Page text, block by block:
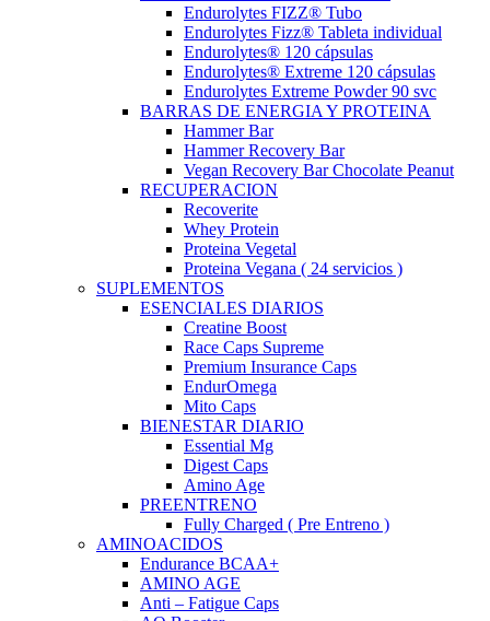
Endurolytes FIZZ® Tubo
Endurolytes Fizz® Tableta individual
Endurolytes® 120 cápsulas
Endurolytes® Extreme 120 cápsulas
Endurolytes Extreme Powder 90 svc
BARRAS DE ENERGIA Y PROTEINA
Hammer Bar
Hammer Recovery Bar
Vegan Recovery Bar Chocolate Peanut
RECUPERACION
Recoverite
Whey Protein
Proteina Vegetal
Proteina Vegana ( 24 servicios )
SUPLEMENTOS
ESENCIALES DIARIOS
Creatine Boost
Race Caps Supreme
Premium Insurance Caps
EndurOmega
Mito Caps
BIENESTAR DIARIO
Essential Mg
Digest Caps
Amino Age
PREENTRENO
Fully Charged ( Pre Entreno )
AMINOACIDOS
Endurance BCAA+
AMINO AGE
Anti – Fatigue Caps